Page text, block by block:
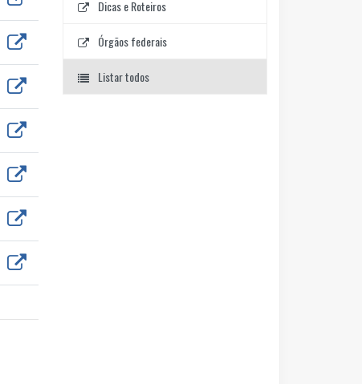
Dicas e Roteiros
Órgãos federais
Listar todos